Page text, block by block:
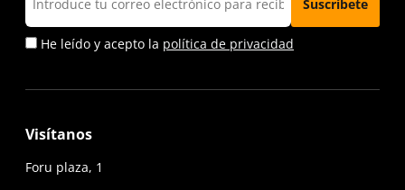
He leído y acepto la política de privacidad
Visítanos
Foru plaza, 1